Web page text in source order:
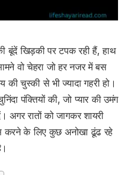
बूंदें खिड़की पर टपक रही हैं, हाथ
वो चेहरा जो हर नजर में बस
की चुस्की से भी ज्यादा गहरी हो।
पंक्तियों की, जो प्यार की उमंग
रातों को जागकर शायरी
करने के लिए कुछ अनोखा ढूंढ रहे